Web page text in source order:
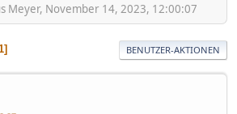
Meyer, November 14, 2023, 12:00:07
BENUTZER-AKTIONEN